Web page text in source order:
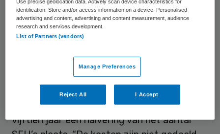
Denemarken
David Baden, voorzitter van de
hulpartsen (NVSHA), is daar kritisch over,
verwijzend naar recent onderzoek over de
reorganisatie van acute zorg in
Denemarken. Daar vond de afgelopen
vijftien jaar een halvering van het aantal
Use precise geolocation data. Actively scan device characteristics for
identification. Store and/or access information on a device. Personalised
advertising and content, advertising and content measurement, audience
research and services development.
List of Partners (vendors)
Manage Preferences
Reject All I Accept